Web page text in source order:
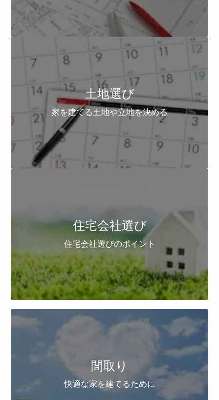
土地選び
家を建てる土地や立地を決める
住宅会社選び
住宅会社選びのポイント
間取り
快適な家を建てるために